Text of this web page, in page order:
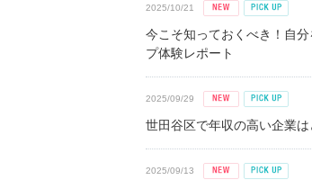
2025/10/21
今こそ知っておくべき！自
プ体験レポート
2025/09/29
世田谷区で年収の高い企業
2025/09/13